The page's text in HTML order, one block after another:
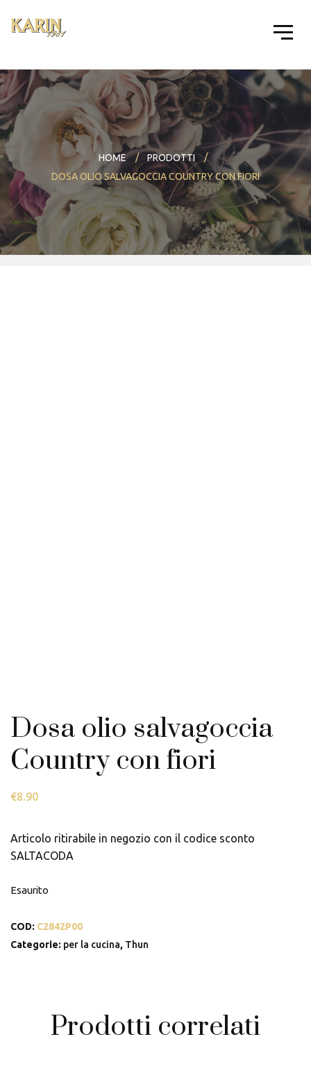
HOME
PRODOTTI
DOSA OLIO SALVAGOCCIA COUNTRY CON FIORI
Dosa olio salvagoccia
Country con fiori
€8.90
Articolo ritirabile in negozio con il codice sconto
SALTACODA
Esaurito
COD: C2842P00
Categorie: per la cucina, Thun
Prodotti correlati